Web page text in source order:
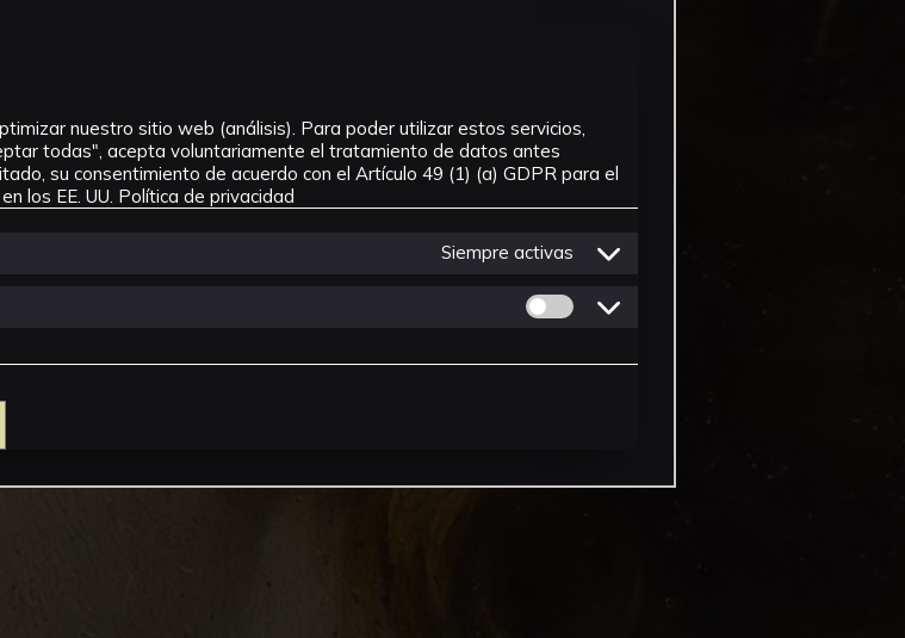
nuestro sitio web (análisis). Para poder utilizar estos servicios,
todas", acepta voluntariamente el tratamiento de datos antes
su consentimiento de acuerdo con el Artículo 49 (1) (a) GDPR para el
los EE. UU. Política de privacidad
Siempre activas
Permitir cookies de Personalizacion